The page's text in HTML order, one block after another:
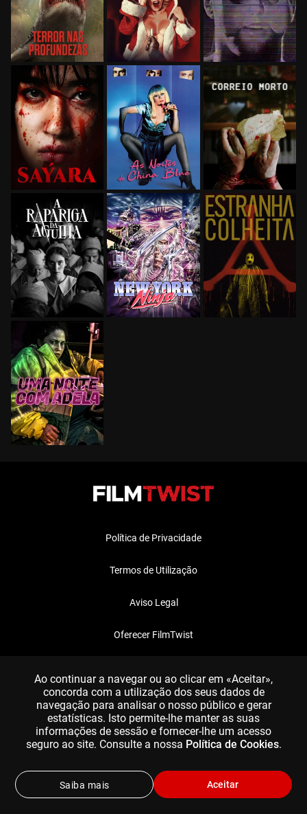
Política de Privacidade
Termos de Utilização
Aviso Legal
Oferecer FilmTwist
Ao continuar a navegar ou ao clicar em «Aceitar»,
concorda com a utilização dos seus dados de
navegação para analisar o nosso público e gerar
estatísticas. Isto permite-lhe manter as suas
informações de sessão e fornecer-lhe um acesso
seguro ao site. Consulte a nossa Política de Cookies.
Aceitar
Saiba mais